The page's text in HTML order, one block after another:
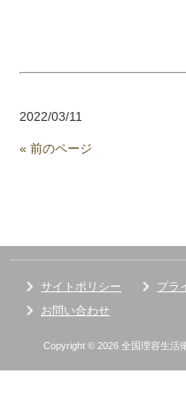
2022/03/11
« 前のページ
サイトポリシー プラ
お問い合わせ
Copyright © 2026 全国理容生活